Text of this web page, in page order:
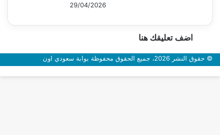
29/04/2026
اضف تعليقك هنا
© حقوق النشر 2026، جميع الحقوق محفوظة بوابة سعودي اون